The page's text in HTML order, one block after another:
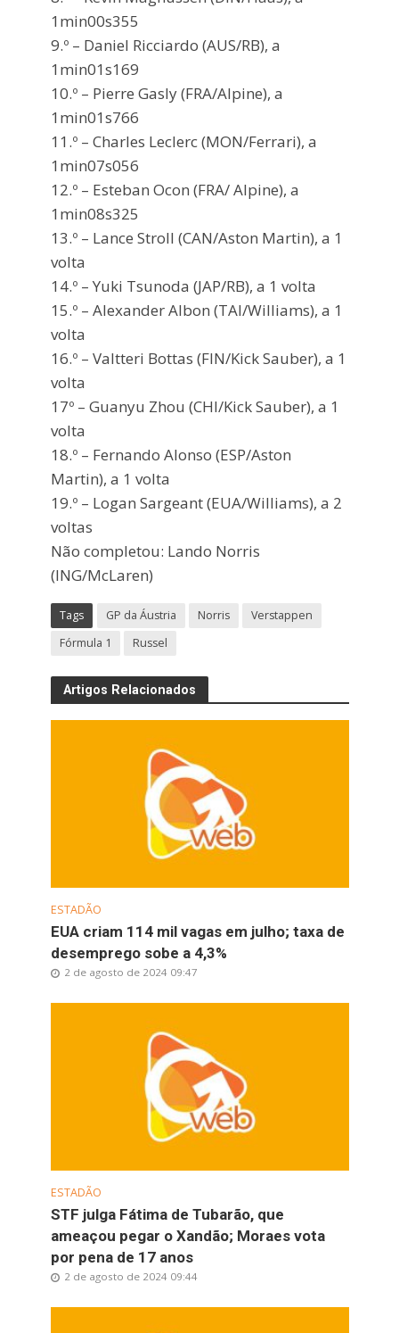
1min00s355
9.º – Daniel Ricciardo (AUS/RB), a
1min01s169
10.º – Pierre Gasly (FRA/Alpine), a
1min01s766
11.º – Charles Leclerc (MON/Ferrari), a
1min07s056
12.º – Esteban Ocon (FRA/ Alpine), a
1min08s325
13.º – Lance Stroll (CAN/Aston Martin), a 1
volta
14.º – Yuki Tsunoda (JAP/RB), a 1 volta
15.º – Alexander Albon (TAI/Williams), a 1
volta
16.º – Valtteri Bottas (FIN/Kick Sauber), a 1
volta
17º – Guanyu Zhou (CHI/Kick Sauber), a 1
volta
18.º – Fernando Alonso (ESP/Aston
Martin), a 1 volta
19.º – Logan Sargeant (EUA/Williams), a 2
voltas
Não completou: Lando Norris
(ING/McLaren)
Tags GP da Áustria Norris
Verstappen
Fórmula 1
Russel
Artigos Relacionados
ESTADÃO
EUA criam 114 mil vagas em julho; taxa de
desemprego sobe a 4,3%
2 de agosto de 2024 09:47
ESTADÃO
STF julga Fátima de Tubarão, que
ameaçou pegar o Xandão; Moraes vota
por pena de 17 anos
2 de agosto de 2024 09:44